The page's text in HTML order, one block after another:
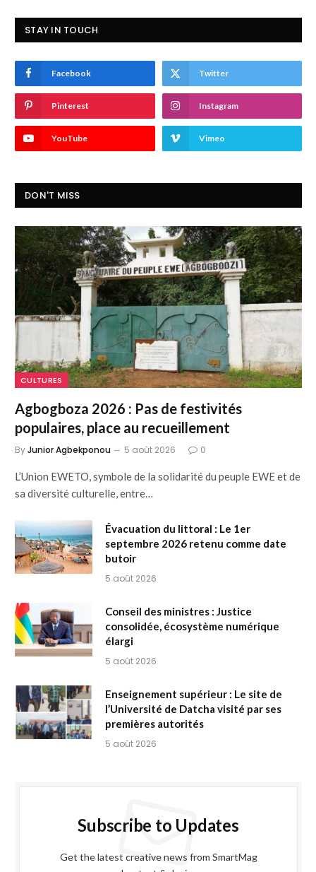
STAY IN TOUCH
Facebook Twitter
Pinterest Instagram
YouTube Vimeo
DON'T MISS
CULTURES
Agbogboza 2026 : Pas de festivités
populaires, place au recueillement
ByJunior Agbekponou 5 août 2026 0
L’Union EWETO, symbole de la solidarité du peuple EWE et de
sa diversité culturelle, entre…
Évacuation du littoral : Le 1er
septembre 2026 retenu comme date
butoir
5 août 2026
Conseil des ministres : Justice
consolidée, écosystème numérique
élargi
5 août 2026
Enseignement supérieur : Le site de
l’Université de Datcha visité par ses
premières autorités
5 août 2026
Subscribe to Updates
Get the latest creative news from SmartMag